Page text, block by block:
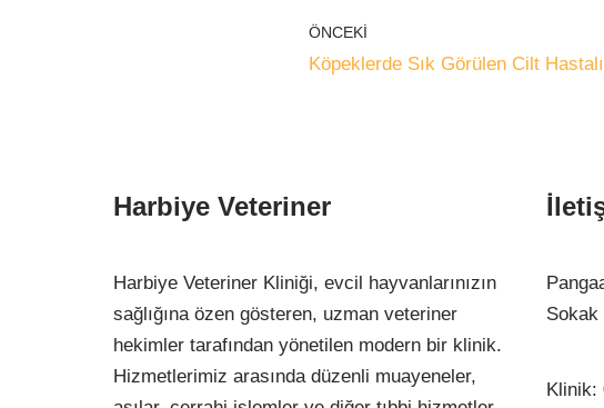
ÖNCEKI
Köpeklerde Sık Görülen Cilt
Harbiye Veteriner
Harbiye Veteriner Kliniği, evcil hayvanlarınızın
sağlığına özen gösteren, uzman veteriner
hekimler tarafından yönetilen modern bir klinik.
Hizmetlerimiz arasında düzenli muayeneler,
Sokak
Klinik: